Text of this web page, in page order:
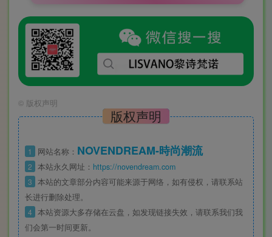
© 版权声明
版权声明
1 网站名称： NOVENDREAM-時尚潮流
2 本站永久网址： https://novendream.com
3 本站的文章部分内容可能来源于网络，如有侵权，请联系站
长进行删除处理。
4 本站资源大多存储在云盘，如发现链接失效，请联系我们我
们会第一时间更新。